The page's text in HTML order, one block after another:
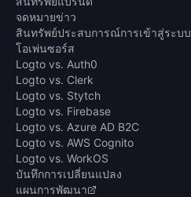
จดหมายข่าว
สินทรัพย์ประสบการณ์การเข้าสู่ระบบ
โอเพ่นซอร์ส
Logto vs. Auth0
Logto vs. Clerk
Logto vs. Stytch
Logto vs. Firebase
Logto vs. Azure AD B2C
Logto vs. AWS Cognito
Logto vs. WorkOS
บันทึกการเปลี่ยนแปลง
แผนการพัฒนา